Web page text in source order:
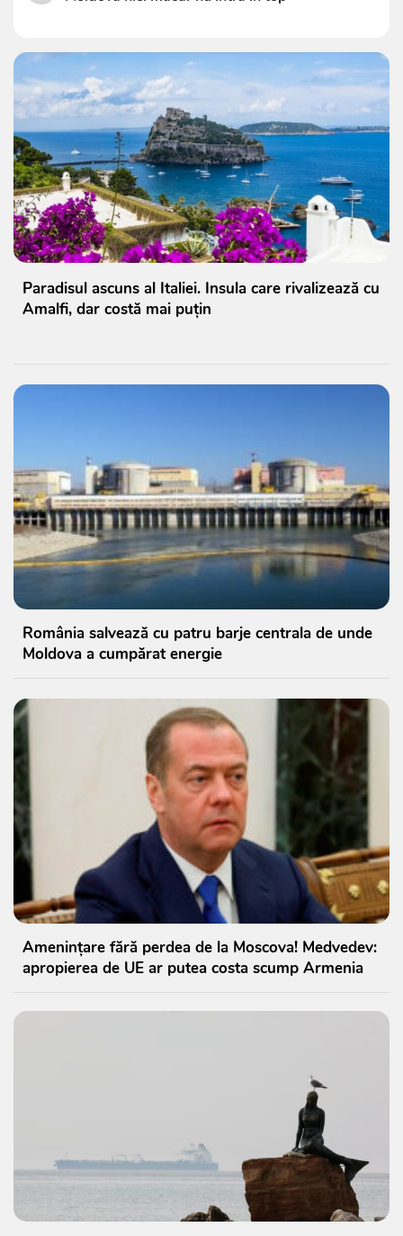
Paradisul ascuns al Italiei. Insula care rivalizează cu
Amalfi, dar costă mai puțin
România salvează cu patru barje centrala de unde
Moldova a cumpărat energie
Amenințare fără perdea de la Moscova! Medvedev:
apropierea de UE ar putea costa scump Armenia